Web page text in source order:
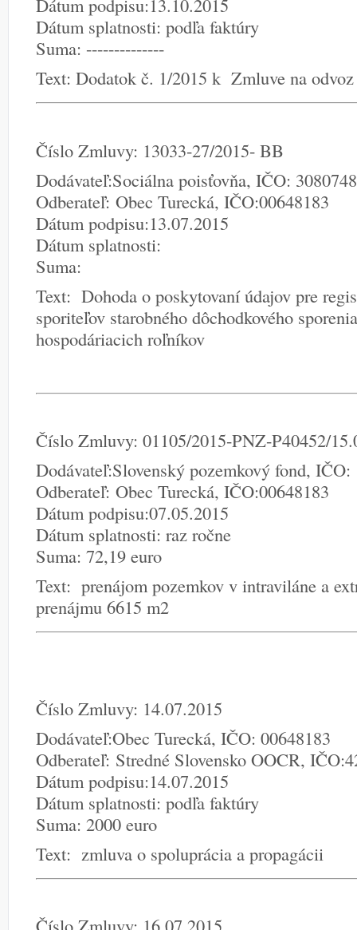
Dátum podpisu:13.10.2015
Dátum splatnosti: podľa faktúry
Suma: --------------
Text: Dodatok č. 1/2015 k Zmluve na
Číslo Zmluvy: 13033-27/2015- BB
Dodávateľ:Sociálna poisťovňa, IČO:
Odberateľ: Obec Turecká, IČO:00648183
Dátum podpisu:13.07.2015
Dátum splatnosti:
Suma:
Text: Dohoda o poskytovaní údajov pre
sporiteľov starobného dôchodkového
hospodáriacich roľníkov
Číslo Zmluvy: 01105/2015-PNZ-P40452/
Dodávateľ:Slovenský pozemkový fond, IČO:
Odberateľ: Obec Turecká, IČO:00648183
Dátum podpisu:07.05.2015
Dátum splatnosti: raz ročne
Suma: 72,19 euro
Text: prenájom pozemkov v intraviláne a
prenájmu 6615 m2
Číslo Zmluvy: 14.07.2015
Dodávateľ:Obec Turecká, IČO: 00648183
Odberateľ: Stredné Slovensko OOCR,
Dátum podpisu:14.07.2015
Dátum splatnosti: podľa faktúry
Suma: 2000 euro
Text: zmluva o spoluprácia a propagácii